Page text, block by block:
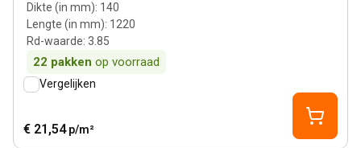
Dikte (in mm): 140
Lengte (in mm): 1220
Rd-waarde: 3.85
22 pakken op voorraad
Vergelijken
€ 21,54 p/m²